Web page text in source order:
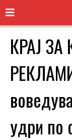
КРАЈ
удри по